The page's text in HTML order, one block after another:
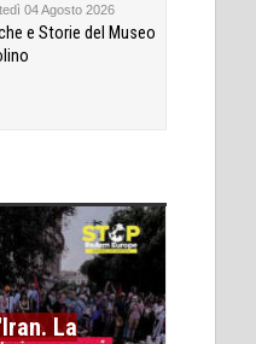
04 Agosto 2026
e Storie del Museo
La